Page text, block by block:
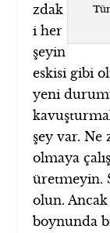
zdak
i her
şeyin
eskisi gibi
yeni
şey var. Ne
olmaya
üretmeyin.
olun. Ancak
boynunda